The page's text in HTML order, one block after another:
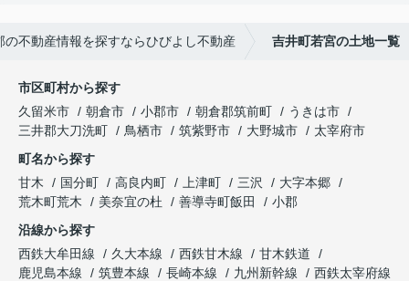
の不動産情報を探すならひびよし不動産 吉井町若宮の土地一覧
市区町村から探す
久留米市
朝倉市 小郡市 朝倉郡筑前町
うきは市
三井郡大刀洗町
鳥栖市 筑紫野市 大野城市
太宰府市
町名から探す
甘木
国分町 高良内町 上津町 三沢
大字本郷
荒木町荒木
美奈宜の杜 善導寺町飯田
小郡
沿線から探す
西鉄大牟田線
久大本線 西鉄甘木線
甘木鉄道
鹿児島本線
筑豊本線 長崎本線 九州新幹線
西鉄太宰府線